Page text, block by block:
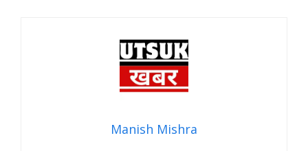
Manish Mishra